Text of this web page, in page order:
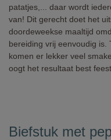
patatjes,... daar wordt
van! Dit gerecht doet het
doordeweekse maaltijd
bereiding vrij eenvoudig is.
komen er lekker veel
oogt het resultaat best
Biefstuk met